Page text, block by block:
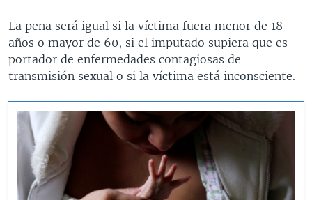
La pena será igual si la víctima fuera menor de 18
años o mayor de 60, si el imputado supiera que es
portador de enfermedades contagiosas de
transmisión sexual o si la víctima está inconsciente.